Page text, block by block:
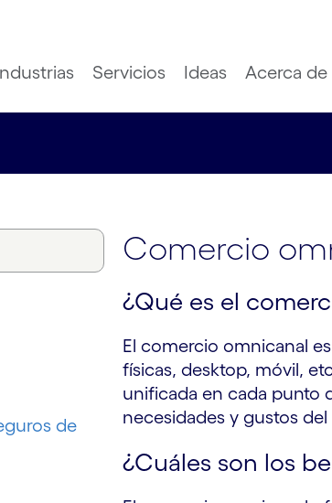
Servicios Ideas Acerca de
de
Comercio
¿Qué es el
El comercio omnicanal
físicas, desktop, móvil,
unificada en cada punto
necesidades y gustos del
¿Cuáles son los